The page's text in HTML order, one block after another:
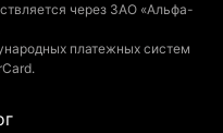
через ЗАО «Альфа-
платежных систем